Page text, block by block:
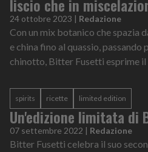
liscio che in
24 ottobre 2023 | Redazione
Con un mix botanico che spazia
e china fino al quassio, passando
chinotto, Bitter Fusetti esprime il
spirits ricette limited edition
Un'edizione limitata di
07 settembre 2022 | Redazione
Bitter Fusetti celebra il suo